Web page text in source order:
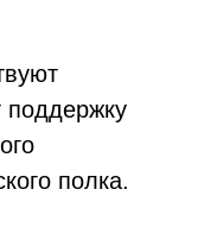
поддержку
полка.